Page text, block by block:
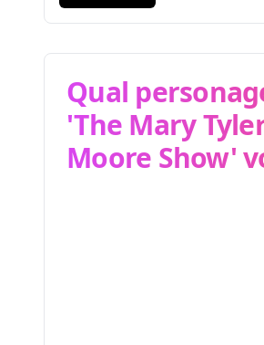
Qual
'The Mary
Moore Show'